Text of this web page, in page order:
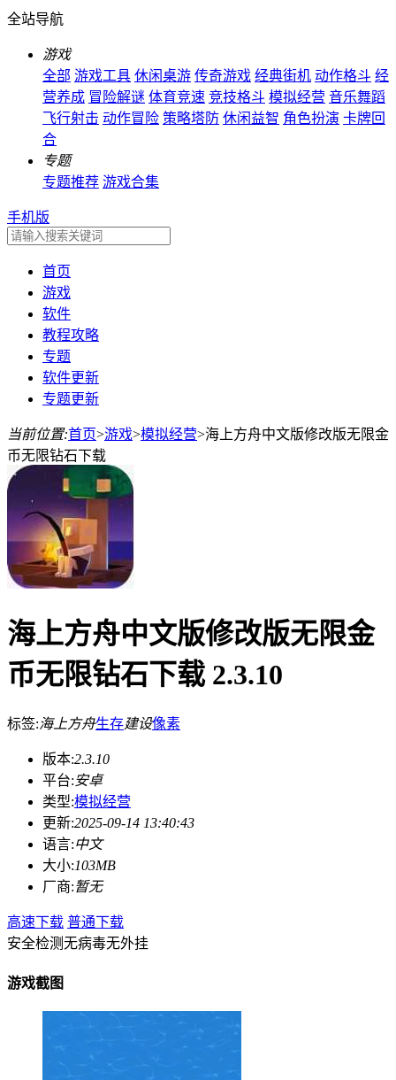
全站导航
游戏
全部 游戏工具 休闲桌游 传奇游戏 经典街机 动作格斗 经
营养成 冒险解谜 体育竞速 竞技格斗 模拟经营 音乐舞蹈
飞行射击 动作冒险 策略塔防 休闲益智 角色扮演 卡牌回
合
专题
专题推荐 游戏合集
手机版
首页
游戏
软件
教程攻略
专题
软件更新
专题更新
当前位置:首页>游戏>模拟经营>海上方舟中文版修改版无限金
币无限钻石下载
海上方舟中文版修改版无限金
币无限钻石下载 2.3.10
标签:海上方舟生存建设像素
版本:2.3.10
平台:安卓
类型:模拟经营
更新:2025-09-14 13:40:43
语言:中文
大小:103MB
厂商:暂无
高速下载 普通下载
安全检测无病毒无外挂
游戏截图